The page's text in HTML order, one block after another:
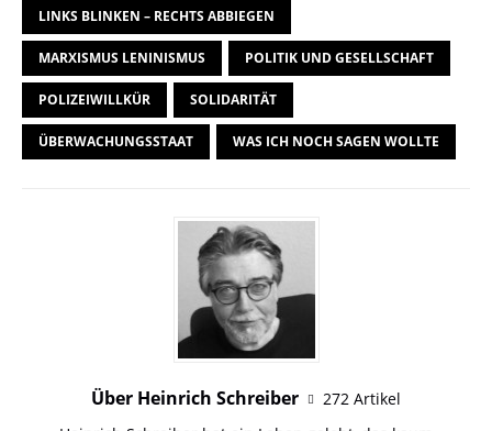
LINKS BLINKEN – RECHTS ABBIEGEN
MARXISMUS LENINISMUS POLITIK UND GESELLSCHAFT
POLIZEIWILLKÜR SOLIDARITÄT
ÜBERWACHUNGSSTAAT WAS ICH NOCH SAGEN WOLLTE
Über Heinrich Schreiber
272 Artikel